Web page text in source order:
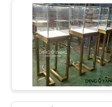
कारखाने
दौरा